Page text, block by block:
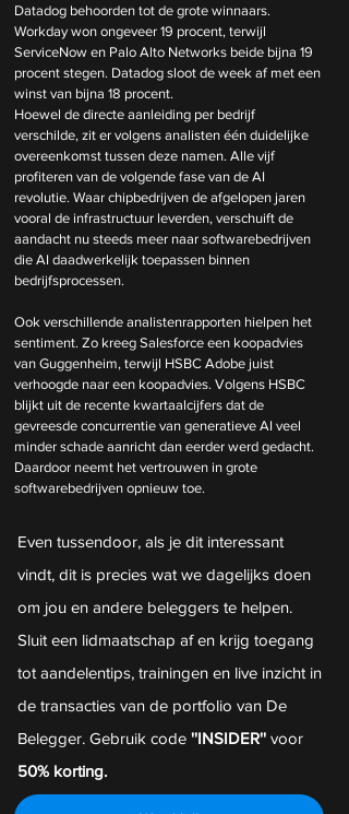
Datadog behoorden tot de grote winnaars.
Workday won ongeveer 19 procent, terwijl
ServiceNow en Palo Alto Networks beide bijna 19
procent stegen. Datadog sloot de week af met een
winst van bijna 18 procent.
Hoewel de directe aanleiding per bedrijf
verschilde, zit er volgens analisten één duidelijke
overeenkomst tussen deze namen. Alle vijf
profiteren van de volgende fase van de AI
revolutie. Waar chipbedrijven de afgelopen jaren
vooral de infrastructuur leverden, verschuift de
aandacht nu steeds meer naar softwarebedrijven
die AI daadwerkelijk toepassen binnen
bedrijfsprocessen.
Ook verschillende analistenrapporten hielpen het
sentiment. Zo kreeg Salesforce een koopadvies
van Guggenheim, terwijl HSBC Adobe juist
verhoogde naar een koopadvies. Volgens HSBC
blijkt uit de recente kwartaalcijfers dat de
gevreesde concurrentie van generatieve AI veel
minder schade aanricht dan eerder werd gedacht.
Daardoor neemt het vertrouwen in grote
softwarebedrijven opnieuw toe.
Even tussendoor, als je dit interessant
vindt, dit is precies wat we dagelijks doen
om jou en andere beleggers te helpen.
Sluit een lidmaatschap af en krijg toegang
tot aandelentips, trainingen en live inzicht in
de transacties van de portfolio van De
Belegger. Gebruik code ''INSIDER'' voor
50% korting.